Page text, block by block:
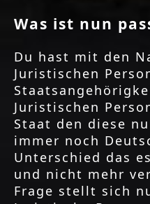
Was ist nun
Du hast mit den
Juristischen
Juristischen
Staat den diese
immer noch
Unterschied das
und nicht mehr
Frage stellt sich